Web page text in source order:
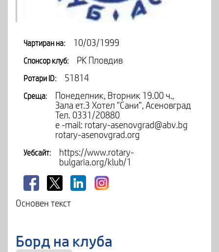
Чартиран на: 10/03/1999
Спонсор клуб: РК Пловдив
Ротари ID: 51814
Среща:
Понеделник, Вторник 19.00 ч.,
Зала ет.3 Хотел "Сани", Асеновград
Тел. 0331/20880
е -mail: rotary-asenovgrad@abv.bg
rotary-asenovgrad.org
Уебсайт:
https://www.rotary-
bulgaria.org/klub/1
Основен текст
Борд на клуба